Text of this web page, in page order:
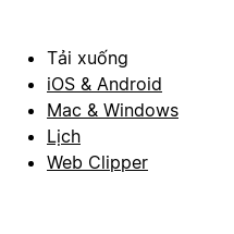
Tải xuống
iOS & Android
Mac & Windows
Lịch
Web Clipper